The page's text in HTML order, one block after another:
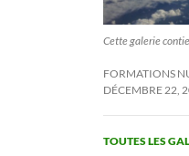
Cette galerie
FORMATIONS
DÉCEMBRE 22,
TOUTES LES